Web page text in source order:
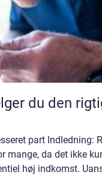
part Indledning:
mange, da det ikke
høj indkomst.